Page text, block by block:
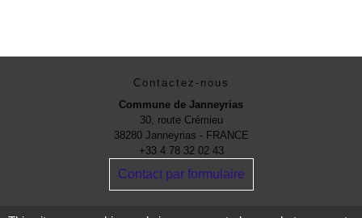
Contactez-nous
Commune de Janneyrias
30, route Crémieu
38280 Janneyrias - FRANCE
+33 4 78 32 02 43
Contact par formulaire